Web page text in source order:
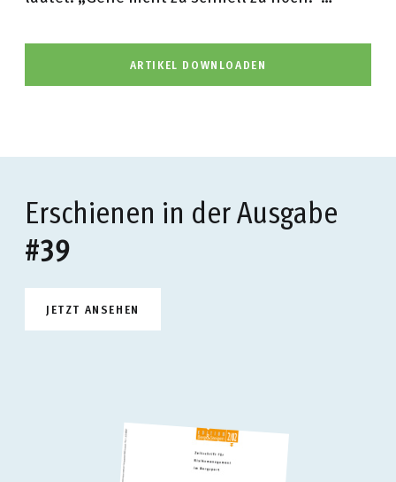
ARTIKEL DOWNLOADEN
Erschienen in der Ausgabe
#39
JETZT ANSEHEN